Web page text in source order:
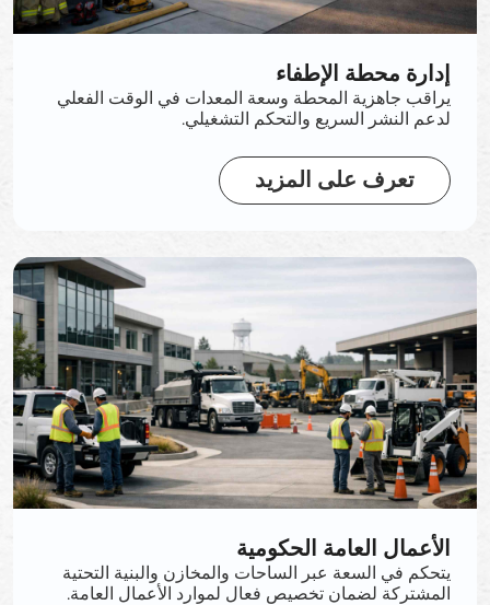
إدارة محطة الإطفاء
يراقب جاهزية المحطة وسعة المعدات في الوقت الفعلي
لدعم النشر السريع والتحكم التشغيلي.
تعرف على المزيد
الأعمال العامة الحكومية
يتحكم في السعة عبر الساحات والمخازن والبنية التحتية
المشتركة لضمان تخصيص فعال لموارد الأعمال العامة.